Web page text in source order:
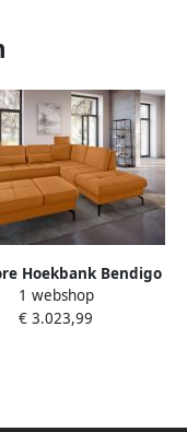
Hoekbank Bendigo
L-vorm inclusief
1 webshop
€ 3.023,99